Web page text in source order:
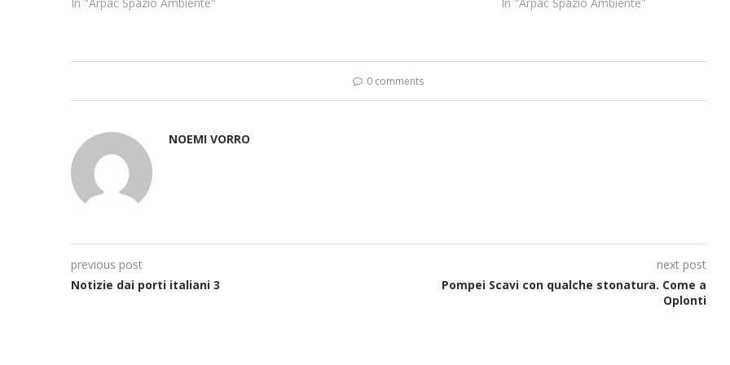
0 comments
NOEMI VORRO
previous post
Notizie dai porti italiani 3
next post
Pompei Scavi con qualche stonatura. Come a
Oplonti